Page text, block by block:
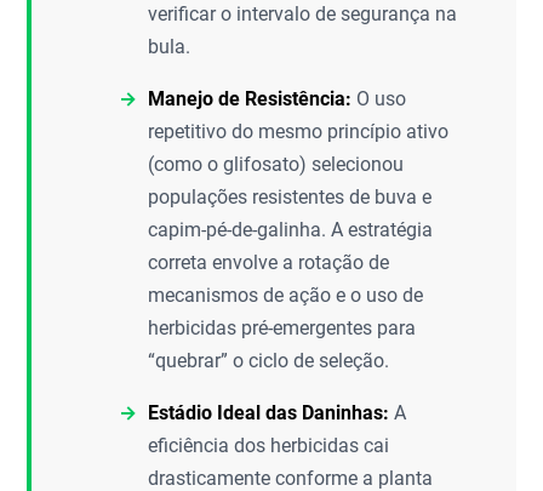
verificar o intervalo de segurança na
bula.
Manejo de Resistência: O uso
repetitivo do mesmo princípio ativo
(como o glifosato) selecionou
populações resistentes de buva e
capim-pé-de-galinha. A estratégia
correta envolve a rotação de
mecanismos de ação e o uso de
herbicidas pré-emergentes para
“quebrar” o ciclo de seleção.
Estádio Ideal das Daninhas: A
eficiência dos herbicidas cai
drasticamente conforme a planta